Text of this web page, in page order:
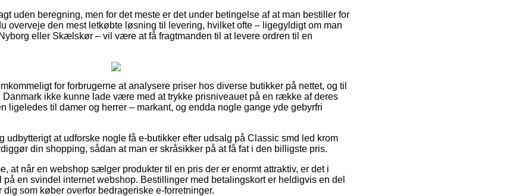
uden beregning, men for det meste er det under betingelse af at man bestiller for
overveje den mest letkøbte løsning til levering, hvilket ofte – ligegyldigt om man
eller Skælskør – vil være at få fragtmanden til at levere ordren til en
for forbrugerne at analysere priser hos diverse butikker på nettet, og til
Danmark ikke kunne lade være med at trykke prisniveauet på en række af deres
ligeledes til damer og herrer – markant, og endda nogle gange yde gebyrfri
udbytterigt at udforske nogle få e-butikker efter udsalg på Classic smd led krom
din shopping, sådan at man er skråsikker på at få fat i den billigste pris.
at når en webshop sælger produkter til en pris der er enormt attraktiv, er det i
en svindel internet webshop. Bestillinger med betalingskort er heldigvis en del
som køber overfor bedrageriske e-forretninger.